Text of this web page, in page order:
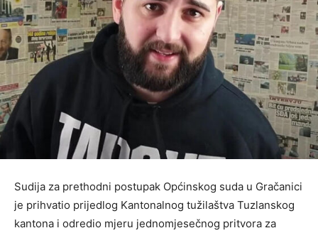
Sudija za prethodni postupak Općinskog suda u Gračanici
je prihvatio prijedlog Kantonalnog tužilaštva Tuzlanskog
kantona i odredio mjeru jednomjesečnog pritvora za